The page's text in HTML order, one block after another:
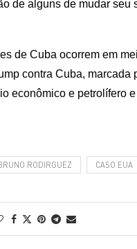
de alguns de mudar seu
de Cuba ocorrem em
contra Cuba, marcada
econômico e petrolífero
RODIRGUEZ CASO EUA